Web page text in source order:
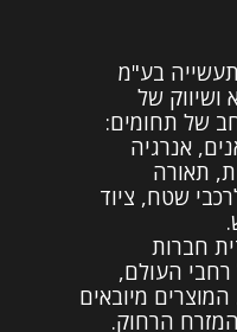
בע"מ
בייבוא ושיווק של
של תחומים:
אנרגיה
תאורה
שטח, ציוד
חברות
רחבי העולם,
מיובאים
הרחוק.